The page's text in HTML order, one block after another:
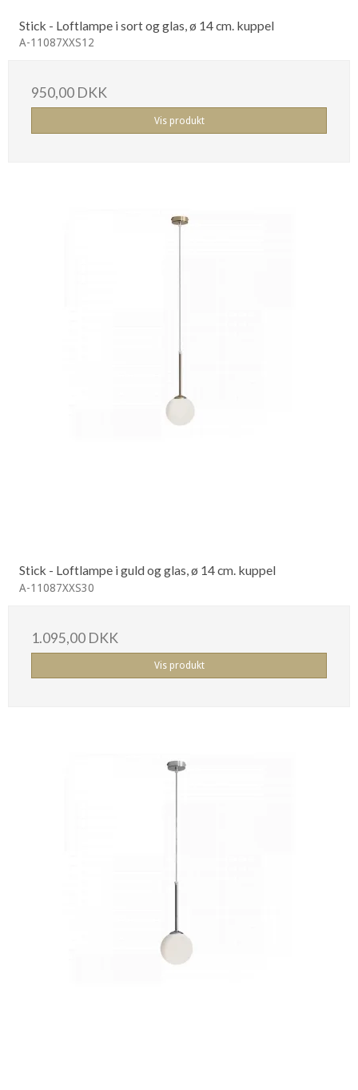
Stick - Loftlampe i sort og glas, ø 14 cm. kuppel
A-11087XXS12
950,00 DKK
Vis produkt
Stick - Loftlampe i guld og glas, ø 14 cm. kuppel
A-11087XXS30
1.095,00 DKK
Vis produkt